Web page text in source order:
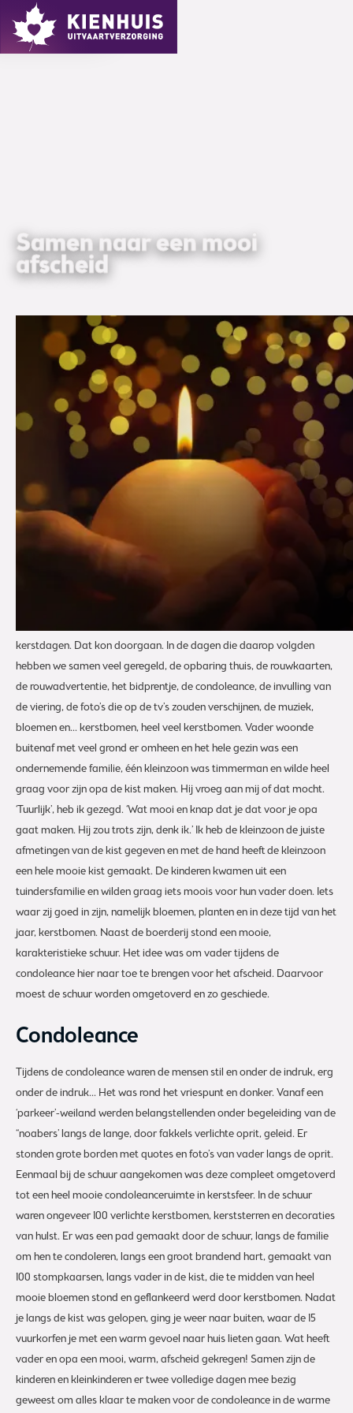
MENU
Samen naar een mooi
afscheid
Rond de kerstdagen is het op de één of andere manier toch
‘anders’ om met een uitvaart bezig te zijn. Familieleden zijn bezig
met het regelen van de uitvaart, terwijl er voor het kerstdiner
nog inkopen gedaan moeten worden en er ook nog cadeautjes
onder de boom moeten komen. Hectiek alom op een verdrietig
moment in kersttijd. Het gevoel van samen zijn en samen dingen
doen, komt samen. Samen kun je veel bereiken...
Kerstbomen
Vader was een week voor kerst overleden en de familie wilde graag
kerstdagen. Dat kon doorgaan. In de dagen die daarop volgden
hebben we samen veel geregeld, de opbaring thuis, de rouwkaarten,
de rouwadvertentie, het bidprentje, de condoleance, de invulling van
de viering, de foto’s die op de tv’s zouden verschijnen, de muziek,
bloemen en... kerstbomen, heel veel kerstbomen. Vader woonde
buitenaf met veel grond er omheen en het hele gezin was een
ondernemende familie, één kleinzoon was timmerman en wilde heel
graag voor zijn opa de kist maken. Hij vroeg aan mij of dat mocht.
‘Tuurlijk’, heb ik gezegd. ‘Wat mooi en knap dat je dat voor je opa
gaat maken. Hij zou trots zijn, denk ik.’ Ik heb de kleinzoon de juiste
afmetingen van de kist gegeven en met de hand heeft de kleinzoon
een hele mooie kist gemaakt. De kinderen kwamen uit een
tuindersfamilie en wilden graag iets moois voor hun vader doen. Iets
waar zij goed in zijn, namelijk bloemen, planten en in deze tijd van het
jaar, kerstbomen. Naast de boerderij stond een mooie,
karakteristieke schuur. Het idee was om vader tijdens de
condoleance hier naar toe te brengen voor het afscheid. Daarvoor
moest de schuur worden omgetoverd en zo geschiede.
Condoleance
Tijdens de condoleance waren de mensen stil en onder de indruk, erg
onder de indruk… Het was rond het vriespunt en donker. Vanaf een
‘parkeer’-weiland werden belangstellenden onder begeleiding van de
“noabers’ langs de lange, door fakkels verlichte oprit, geleid. Er
stonden grote borden met quotes en foto’s van vader langs de oprit.
Eenmaal bij de schuur aangekomen was deze compleet omgetoverd
tot een heel mooie condoleanceruimte in kerstsfeer. In de schuur
waren ongeveer 100 verlichte kerstbomen, kerststerren en decoraties
van hulst. Er was een pad gemaakt door de schuur, langs de familie
om hen te condoleren, langs een groot brandend hart, gemaakt van
100 stompkaarsen, langs vader in de kist, die te midden van heel
mooie bloemen stond en geflankeerd werd door kerstbomen. Nadat
je langs de kist was gelopen, ging je weer naar buiten, waar de 15
vuurkorfen je met een warm gevoel naar huis lieten gaan. Wat heeft
vader en opa een mooi, warm, afscheid gekregen! Samen zijn de
kinderen en kleinkinderen er twee volledige dagen mee bezig
geweest om alles klaar te maken voor de condoleance in de warme